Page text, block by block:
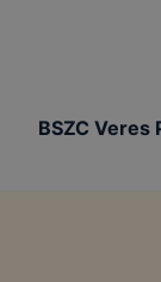
BSZC Veres